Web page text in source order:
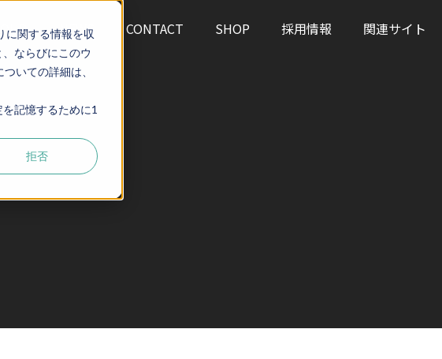
に関する情報を収
ならびにこのウ
いての詳細は、
記憶するために1
拒否
NEWS CONTACT SHOP 採用情報 関連サイト